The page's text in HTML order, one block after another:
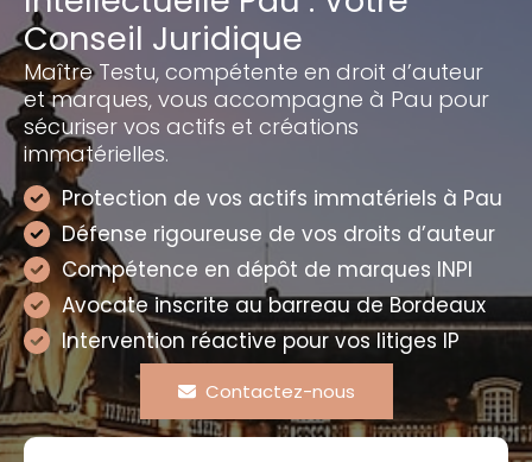
Conseil Juridique
Maître Testu, compétente en droit d’auteur
et marques, vous accompagne à Pau pour
sécuriser vos actifs et créations
immatérielles.
Protection de vos actifs immatériels à Pau
Défense rigoureuse de vos droits d’auteur
Compétence en dépôt de marques INPI
Avocate inscrite au barreau de Bordeaux
Intervention réactive pour vos litiges IP
Contactez-nous